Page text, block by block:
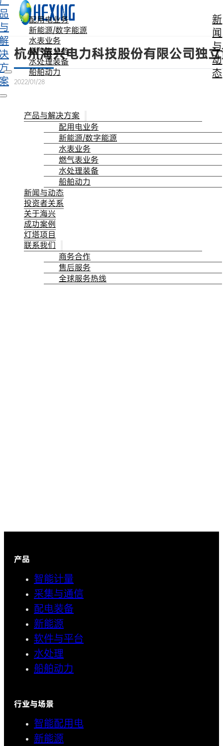
跳转到主要内容 跳转到页脚
配用电业务
新能源/数字能源
水表业务
燃气表业务
水处理装备
船舶动力
新
闻
与
动
态
产品与解决方案
配用电业务
新能源/数字能源
水表业务
燃气表业务
水处理装备
船舶动力
新闻与动态
投资者关系
关于海兴
成功案例
灯塔项目
联系我们
商务合作
售后服务
全球服务热线
杭州海兴电力科技股份有限公司独
2022/01/28
产品
智能计量
采集与通信
配电装备
新能源
软件与平台
水处理
船舶动力
行业与场景
智能配用电
新能源